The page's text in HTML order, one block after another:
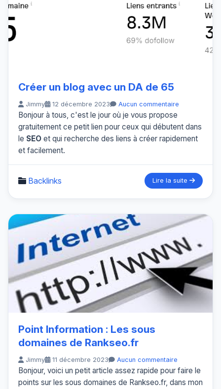
Créer un blog avec un DA de 65
Jimmy 12 décembre 2023 Aucun commentaire
Bonjour à tous, c'est le jour où je vous propose
gratuitement ce petit lien pour ceux qui débutent dans
le SEO et qui recherche des liens à créer rapidement
et facilement.
Backlinks Lire la suite
Point Information : Les sous
domaines de Rankseo.fr
Jimmy 11 décembre 2023 Aucun commentaire
Bonjour, voici un petit article assez rapide pour faire le
points sur les sous domaines de Rankseo.fr, dans mon